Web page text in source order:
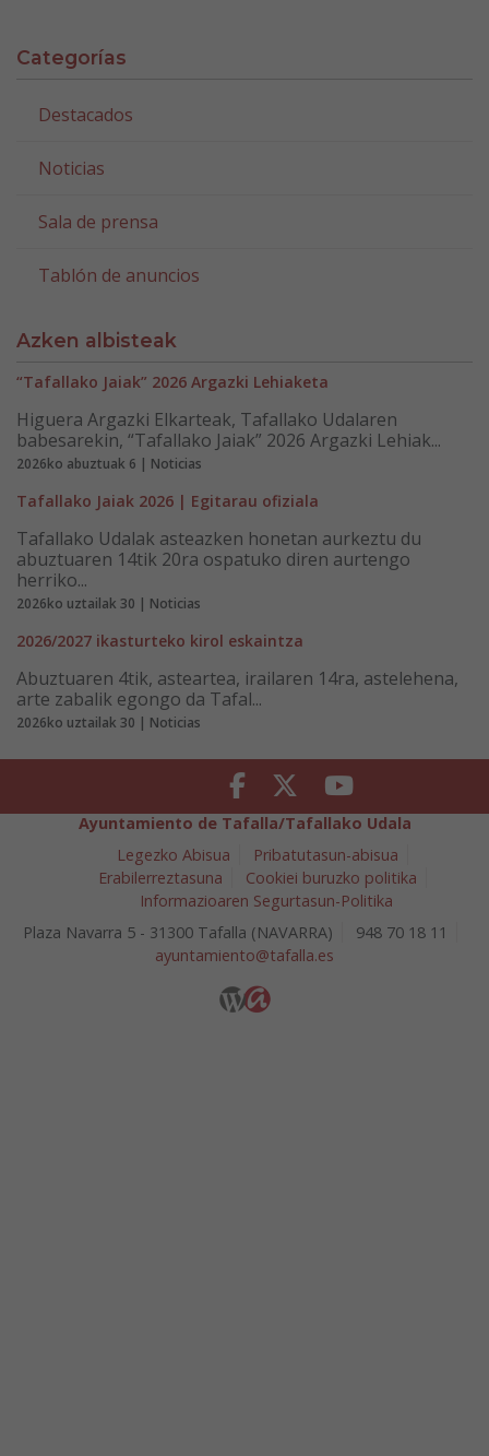
Categorías
Destacados
Noticias
Sala de prensa
Tablón de anuncios
Azken albisteak
“Tafallako Jaiak” 2026 Argazki Lehiaketa
Higuera Argazki Elkarteak, Tafallako Udalaren
babesarekin, “Tafallako Jaiak” 2026 Argazki Lehiak...
2026ko abuztuak 6 | Noticias
Tafallako Jaiak 2026 | Egitarau ofiziala
Tafallako Udalak asteazken honetan aurkeztu du
abuztuaren 14tik 20ra ospatuko diren aurtengo
herriko...
2026ko uztailak 30 | Noticias
2026/2027 ikasturteko kirol eskaintza
Abuztuaren 4tik, asteartea, irailaren 14ra, astelehena,
arte zabalik egongo da Tafal...
2026ko uztailak 30 | Noticias
Facebook Twitter Youtube
Ayuntamiento de Tafalla/Tafallako Udala
Legezko Abisua
Pribatutasun-abisua
Erabilerreztasuna
Cookiei buruzko politika
Informazioaren Segurtasun-Politika
Plaza Navarra 5 - 31300 Tafalla (NAVARRA)
948 70 18 11
ayuntamiento@tafalla.es